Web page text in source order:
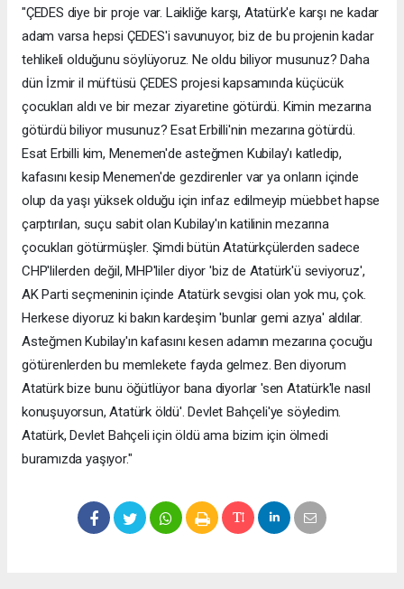
"ÇEDES diye bir proje var. Laikliğe karşı, Atatürk'e karşı ne kadar
adam varsa hepsi ÇEDES'i savunuyor, biz de bu projenin kadar
tehlikeli olduğunu söylüyoruz. Ne oldu biliyor musunuz? Daha
dün İzmir il müftüsü ÇEDES projesi kapsamında küçücük
çocukları aldı ve bir mezar ziyaretine götürdü. Kimin mezarına
götürdü biliyor musunuz? Esat Erbilli'nin mezarına götürdü.
Esat Erbilli kim, Menemen'de asteğmen Kubilay'ı katledip,
kafasını kesip Menemen'de gezdirenler var ya onların içinde
olup da yaşı yüksek olduğu için infaz edilmeyip müebbet hapse
çarptırılan, suçu sabit olan Kubilay'ın katilinin mezarına
çocukları götürmüşler. Şimdi bütün Atatürkçülerden sadece
CHP'lilerden değil, MHP'liler diyor 'biz de Atatürk'ü seviyoruz',
AK Parti seçmeninin içinde Atatürk sevgisi olan yok mu, çok.
Herkese diyoruz ki bakın kardeşim 'bunlar gemi azıya' aldılar.
Asteğmen Kubilay'ın kafasını kesen adamın mezarına çocuğu
götürenlerden bu memlekete fayda gelmez. Ben diyorum
Atatürk bize bunu öğütlüyor bana diyorlar 'sen Atatürk'le nasıl
konuşuyorsun, Atatürk öldü'. Devlet Bahçeli'ye söyledim.
Atatürk, Devlet Bahçeli için öldü ama bizim için ölmedi
buramızda yaşıyor."